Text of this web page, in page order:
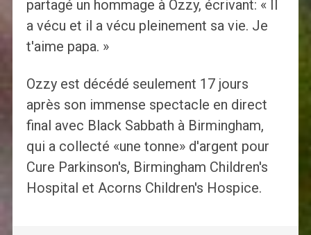
partagé un hommage à Ozzy, écrivant: « Il
a vécu et il a vécu pleinement sa vie. Je
t'aime papa. »
Ozzy est décédé seulement 17 jours
après son immense spectacle en direct
final avec Black Sabbath à Birmingham,
qui a collecté «une tonne» d'argent pour
Cure Parkinson's, Birmingham Children's
Hospital et Acorns Children's Hospice.